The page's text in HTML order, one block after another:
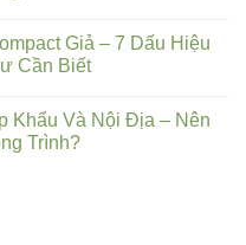
Giả – 7 Dấu Hiệu
Cần Biết
Khẩu Và Nội Địa – Nên
Trình?